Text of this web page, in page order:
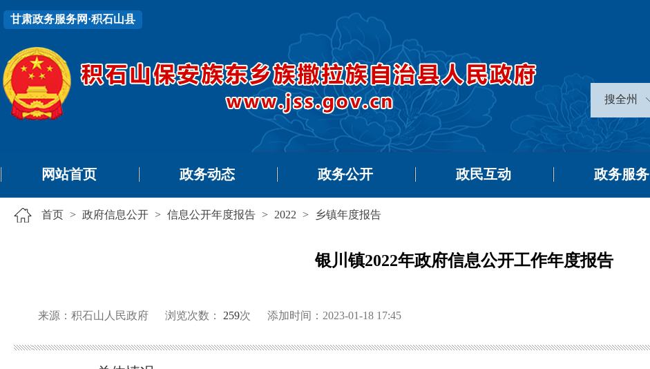
甘肃政务服务网·积石山县
搜全州
网站首页 政务动态 政务公开 政民互动 政务服务
首页 > 政府信息公开 > 信息公开年度报告 > 2022 > 乡镇年度报告
银川镇2022年政府信息公开工作年度报告
来源：积石山人民政府 浏览次数： 259次 添加时间：2023-01-18 17:45